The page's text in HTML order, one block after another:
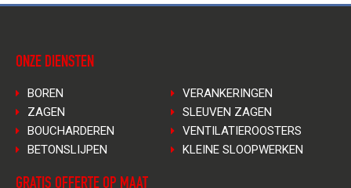
ONZE DIENSTEN
BOREN
ZAGEN
BOUCHARDEREN
BETONSLIJPEN
VERANKERINGEN
SLEUVEN ZAGEN
VENTILATIEROOSTERS
KLEINE SLOOPWERKEN
GRATIS OFFERTE OP MAAT